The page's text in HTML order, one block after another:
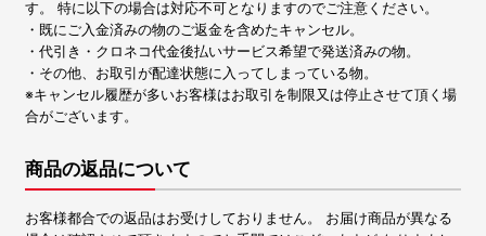
す。 特に以下の場合は対応不可となりますのでご注意ください。
・既にご入金済みの物のご返金を含めたキャンセル。
・代引き・クロネコ代金後払いサービス希望で発送済みの物。
・その他、お取引が配達状態に入ってしまっている物。
※キャンセル履歴が多いお客様はお取引を制限又は停止させて頂く場
合がございます。
商品の返品について
お客様都合での返品はお受けしておりません。 お届け商品が異なる